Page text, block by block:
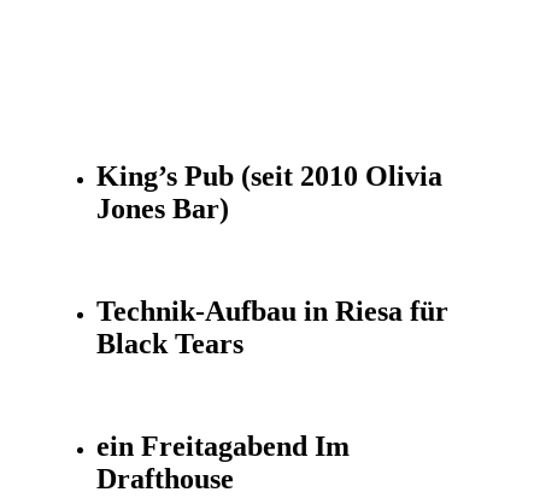
King’s Pub (seit 2010 Olivia
Jones Bar)
Technik-Aufbau in Riesa für
Black Tears
ein Freitagabend Im
Drafthouse